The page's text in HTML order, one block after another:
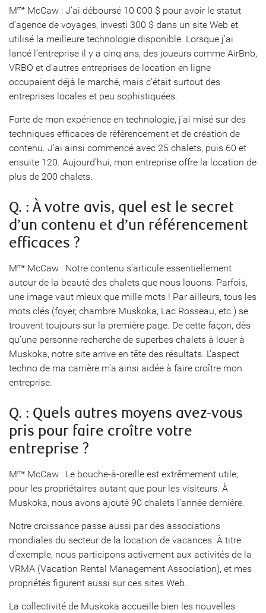
Mme McCaw : J’ai déboursé 10 000 $ pour avoir le statut
d’agence de voyages, investi 300 $ dans un site Web et
utilisé la meilleure technologie disponible. Lorsque j’ai
lancé l’entreprise il y a cinq ans, des joueurs comme AirBnb,
VRBO et d’autres entreprises de location en ligne
occupaient déjà le marché, mais c’était surtout des
entreprises locales et peu sophistiquées.
Forte de mon expérience en technologie, j’ai misé sur des
techniques efficaces de référencement et de création de
contenu. J’ai ainsi commencé avec 25 chalets, puis 60 et
ensuite 120. Aujourd’hui, mon entreprise offre la location de
plus de 200 chalets.
Q. : À votre avis, quel est le secret
d’un contenu et d’un référencement
efficaces ?
Mme McCaw : Notre contenu s’articule essentiellement
autour de la beauté des chalets que nous louons. Parfois,
une image vaut mieux que mille mots ! Par ailleurs, tous les
mots clés (foyer, chambre Muskoka, Lac Rosseau, etc.) se
trouvent toujours sur la première page. De cette façon, dès
qu’une personne recherche de superbes chalets à louer à
Muskoka, notre site arrive en tête des résultats. L’aspect
techno de ma carrière m’a ainsi aidée à faire croître mon
entreprise.
Q. : Quels autres moyens avez-vous
pris pour faire croître votre
entreprise ?
Mme McCaw : Le bouche-à-oreille est extrêmement utile,
pour les propriétaires autant que pour les visiteurs. À
Muskoka, nous avons ajouté 90 chalets l’année dernière.
Notre croissance passe aussi par des associations
mondiales du secteur de la location de vacances. À titre
d’exemple, nous participons activement aux activités de la
VRMA (Vacation Rental Management Association), et mes
propriétés figurent aussi sur ces sites Web.
La collectivité de Muskoka accueille bien les nouvelles